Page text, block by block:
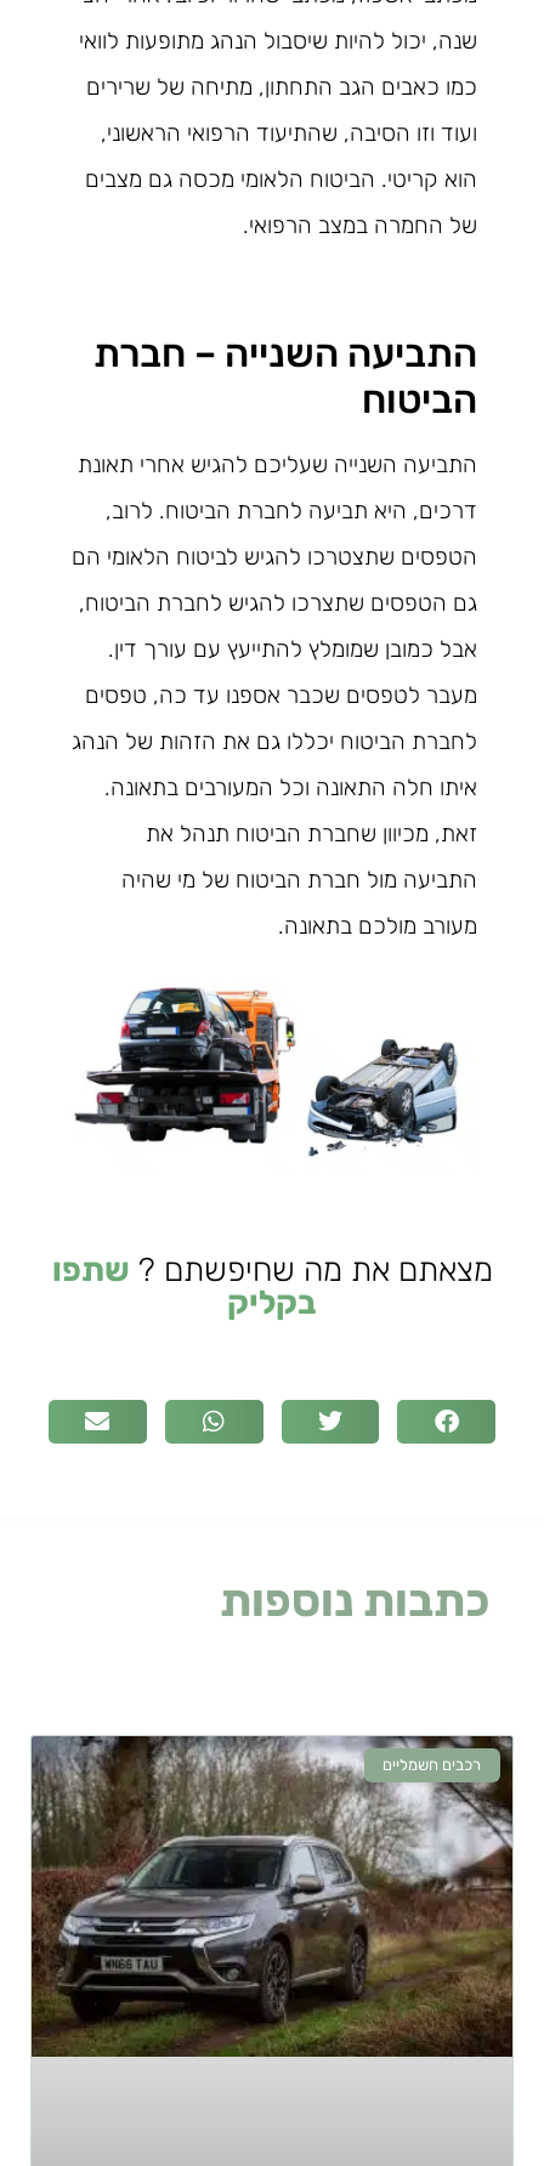
שנה, יכול להיות שיסבול הנהג מתופעות לוואי
כמו כאבים הגב התחתון, מתיחה של שרירים
ועוד וזו הסיבה, שהתיעוד הרפואי הראשוני,
הוא קריטי. הביטוח הלאומי מכסה גם מצבים
של החמרה במצב הרפואי.
התביעה השנייה – חברת
הביטוח
התביעה השנייה שעליכם להגיש אחרי תאונת
דרכים, היא תביעה לחברת הביטוח. לרוב,
הטפסים שתצטרכו להגיש לביטוח הלאומי הם
גם הטפסים שתצרכו להגיש לחברת הביטוח,
אבל כמובן שמומלץ להתייעץ עם עורך דין.
מעבר לטפסים שכבר אספנו עד כה, טפסים
לחברת הביטוח יכללו גם את הזהות של הנהג
איתו חלה התאונה וכל המעורבים בתאונה.
זאת, מכיוון שחברת הביטוח תנהל את
התביעה מול חברת הביטוח של מי שהיה
מעורב מולכם בתאונה.
מצאתם את מה שחיפשתם ? שתפו
בקליק
כתבות נוספות
רכבים חשמליים